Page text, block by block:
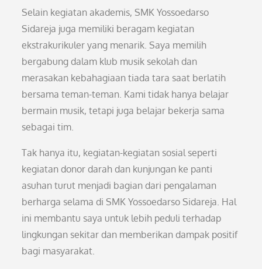
Selain kegiatan akademis, SMK Yossoedarso
Sidareja juga memiliki beragam kegiatan
ekstrakurikuler yang menarik. Saya memilih
bergabung dalam klub musik sekolah dan
merasakan kebahagiaan tiada tara saat berlatih
bersama teman-teman. Kami tidak hanya belajar
bermain musik, tetapi juga belajar bekerja sama
sebagai tim.
Tak hanya itu, kegiatan-kegiatan sosial seperti
kegiatan donor darah dan kunjungan ke panti
asuhan turut menjadi bagian dari pengalaman
berharga selama di SMK Yossoedarso Sidareja. Hal
ini membantu saya untuk lebih peduli terhadap
lingkungan sekitar dan memberikan dampak positif
bagi masyarakat.